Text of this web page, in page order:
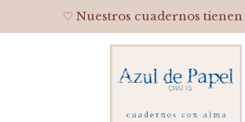
♡ Nuestros cuadernos